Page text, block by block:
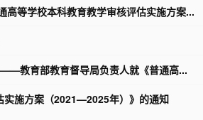
等学校本科教育教学审核评估实施方案...
——教育部教育督导局负责人就《普通高...
实施方案（2021—2025年）》的通知